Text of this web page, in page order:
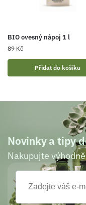
BIO ovesný nápoj 1 l
89 Kč
Přidat do košíku
Novinky a tipy
Nakupujte